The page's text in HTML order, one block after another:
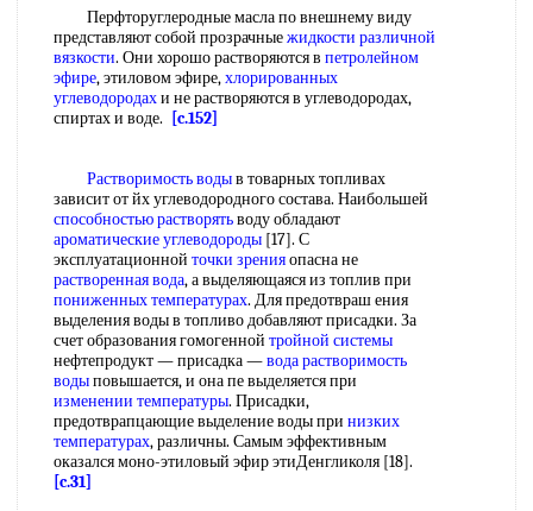
Перфторуглеродные масла по внешнему виду
представляют собой прозрачныежидкости различной
вязкости. Они хорошо растворяются в петролейном
эфире, этиловом эфире,хлорированных
углеводородахи не растворяются в углеводородах,
спиртах и воде.
[c.152]
Растворимость водыв товарных топливах
зависит от йх углеводородного состава. Наибольшей
способностью растворятьводу обладают
ароматические углеводороды [17]. С
эксплуатационной точки зренияопасна не
растворенная вода, а выделяющаяся из топлив при
пониженных температурах. Для предотвраш ения
выделения воды в топливо добавляют присадки. За
счет образования гомогенной тройной системы
нефтепродукт — присадка —вода растворимость
водыповышается, и она пе выделяется при
изменении температуры. Присадки,
предотврапцающие выделение воды при низких
температурах, различны. Самым эффективным
оказался моно-этиловый эфир этиДенгликоля [18].
[c.31]